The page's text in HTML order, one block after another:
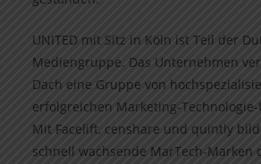
UNITED mit Sitz in Köln ist Teil der
Mediengruppe. Das Unternehmen
Dach eine Gruppe von
erfolgreichen Marketing-
Mit Facelift, censhare und quintly
schnell wachsende MarTech-Marken